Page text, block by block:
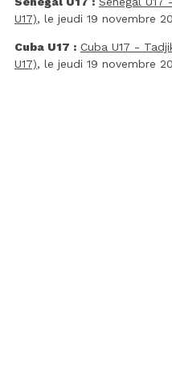
U17), le jeudi 19 novembre
Cuba U17 : Cuba U17 -
U17), le jeudi 19 novembre